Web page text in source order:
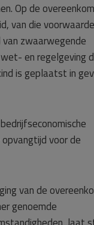
Op de
van die
zwaarwegende
en regelgeving
is geplaatst in
voor de
van de
genoemde